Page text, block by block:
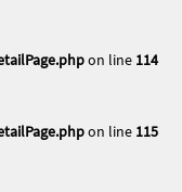
on line 114
on line 115